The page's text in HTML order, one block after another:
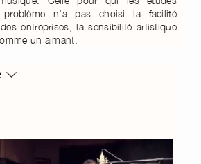
n’a pas choisi la facilité
entreprises, la sensibilité artistique
un aimant.